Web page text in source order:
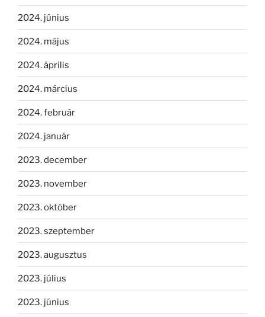
2024. június
2024. május
2024. április
2024. március
2024. február
2024. január
2023. december
2023. november
2023. október
2023. szeptember
2023. augusztus
2023. július
2023. június